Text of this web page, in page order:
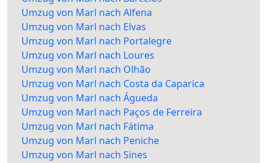
Umzug von Marl nach Alfena
Umzug von Marl nach Elvas
Umzug von Marl nach Portalegre
Umzug von Marl nach Loures
Umzug von Marl nach Olhão
Umzug von Marl nach Costa da Caparica
Umzug von Marl nach Águeda
Umzug von Marl nach Paços de Ferreira
Umzug von Marl nach Fátima
Umzug von Marl nach Peniche
Umzug von Marl nach Sines